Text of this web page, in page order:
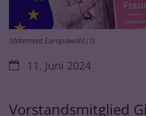
Statement Europawahl (1)
Datum:11. Juni 2024
Vorstandsmitglied